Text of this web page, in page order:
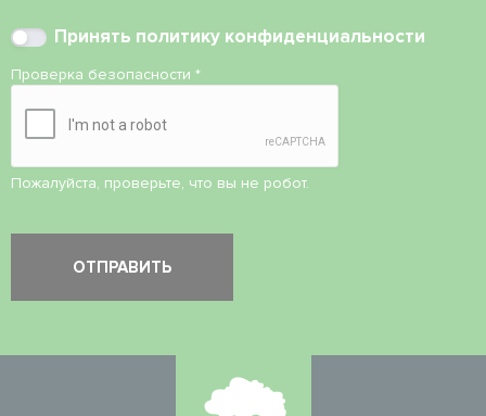
Принять политику конфиденциальности
Проверка безопасности *
Пожалуйста, проверьте, что вы не робот.